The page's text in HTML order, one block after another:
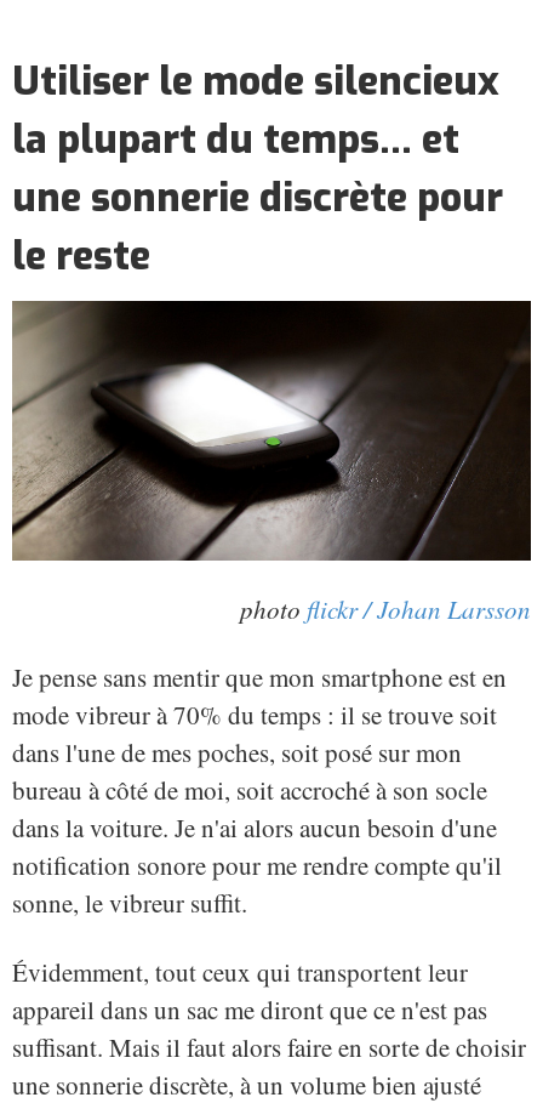
Utiliser le mode silencieux
la plupart du temps... et
une sonnerie discrète pour
le reste
photo flickr / Johan Larsson
Je pense sans mentir que mon smartphone est en
mode vibreur à 70% du temps : il se trouve soit
dans l'une de mes poches, soit posé sur mon
bureau à côté de moi, soit accroché à son socle
dans la voiture. Je n'ai alors aucun besoin d'une
notification sonore pour me rendre compte qu'il
sonne, le vibreur suffit.
Évidemment, tout ceux qui transportent leur
appareil dans un sac me diront que ce n'est pas
suffisant. Mais il faut alors faire en sorte de choisir
une sonnerie discrète, à un volume bien ajusté